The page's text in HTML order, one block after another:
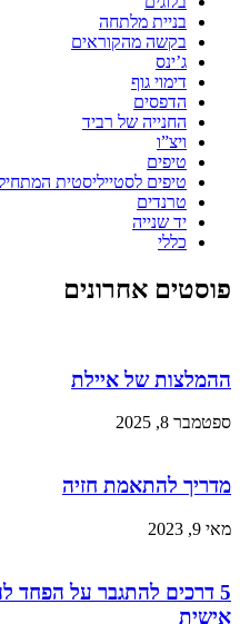
בניית מלתחה
בקשה מהקוראים
ג’ינס
דימוי גוף
הדפסים
החנייה של רביד
ויצ”ו
טיפים
טיפים לסטייליסטית
טרנדים
יד שנייה
כללי
פוסטים אחרונים
ההמלצות של איילת
ספטמבר 8, 2025
מדריך להתאמת חזיה
מאי 9, 2023
5 דרכים להתגבר על הפחד
אישית